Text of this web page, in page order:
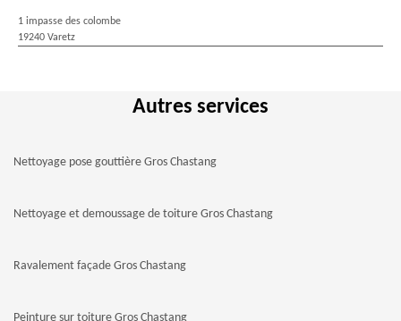
1 impasse des colombe
19240 Varetz
Autres services
Nettoyage pose gouttière Gros Chastang
Nettoyage et demoussage de toiture Gros Chastang
Ravalement façade Gros Chastang
Peinture sur toiture Gros Chastang